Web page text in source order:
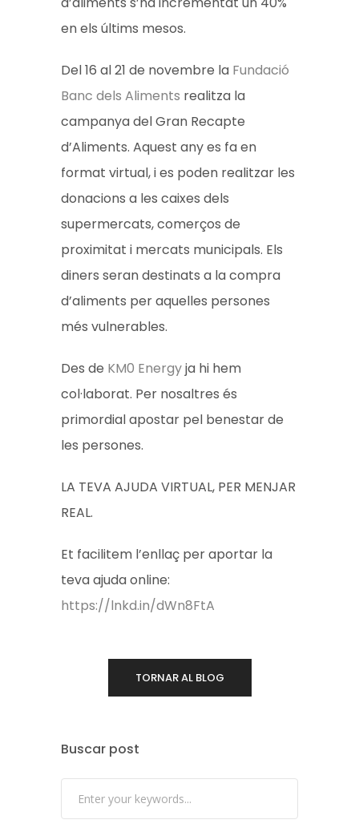
en els últims mesos.
Del 16 al 21 de novembre la Fundació
Banc dels Aliments realitza la
campanya del Gran Recapte
d’Aliments. Aquest any es fa en
format virtual, i es poden realitzar les
donacions a les caixes dels
supermercats, comerços de
proximitat i mercats municipals. Els
diners seran destinats a la compra
d’aliments per aquelles persones
més vulnerables.
Des de KM0 Energyja hi hem
col·laborat. Per nosaltres és
primordial apostar pel benestar de
les persones.
LA TEVA AJUDA VIRTUAL, PER MENJAR
REAL.
Et facilitem l’enllaç per aportar la
teva ajuda online:
https://lnkd.in/dWn8FtA
TORNAR AL BLOG
Buscar post